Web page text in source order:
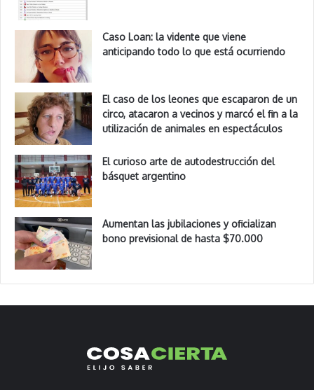
Caso Loan: la vidente que viene
anticipando todo lo que está ocurriendo
El caso de los leones que escaparon de un
circo, atacaron a vecinos y marcó el fin a la
utilización de animales en espectáculos
El curioso arte de autodestrucción del
básquet argentino
Aumentan las jubilaciones y oficializan
bono previsional de hasta $70.000